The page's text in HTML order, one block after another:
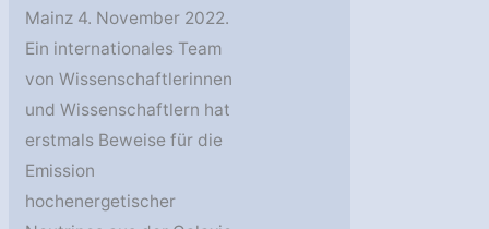
Mainz 4. November 2022.
Ein internationales Team
von Wissenschaftlerinnen
und Wissenschaftlern hat
erstmals Beweise für die
Emission
hochenergetischer